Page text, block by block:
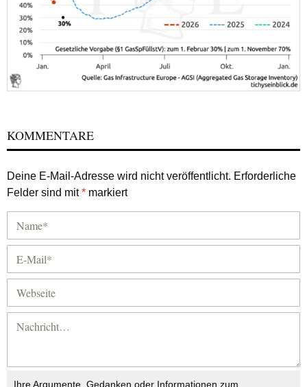
KOMMENTARE
Deine E-Mail-Adresse wird nicht veröffentlicht. Erforderliche
Felder sind mit* markiert
Ihre Argumente, Gedanken oder Informationen zum